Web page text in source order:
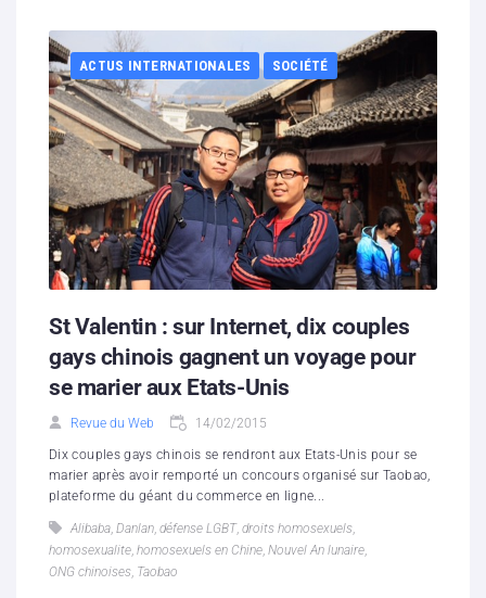
Boutique
Partenaires
Contacts
Hébergement solidaire
ACTUS INTERNATIONALES SOCIÉTÉ
St Valentin : sur Internet, dix couples
gays chinois gagnent un voyage pour
se marier aux Etats-Unis
Revue du Web 14/02/2015
Dix couples gays chinois se rendront aux Etats-Unis pour se
marier après avoir remporté un concours organisé sur Taobao,
plateforme du géant du commerce en ligne...
Alibaba, Danlan, défense LGBT, droits homosexuels,
homosexualite, homosexuels en Chine, Nouvel An lunaire,
ONG chinoises, Taobao